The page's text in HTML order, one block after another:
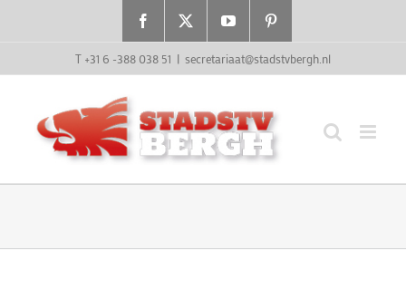
Facebook YouTube
T +31 6 -388 038 51 | secretariaat@stadstvbergh.nl